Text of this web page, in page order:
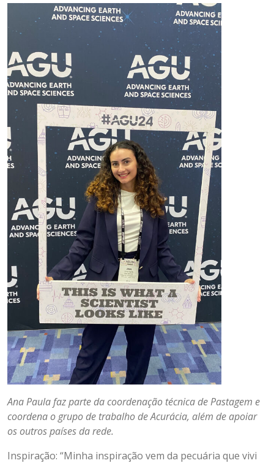
Ana Paula faz parte da coordenação técnica de Pastagem e
coordena o grupo de trabalho de Acurácia, além de apoiar
os outros países da rede.
Inspiração: “Minha inspiração vem da pecuária que vivi